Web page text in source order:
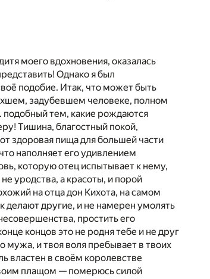
моего вдохновения, оказалась
Однако я был
подобие. Итак, что может быть
задубевшем человеке, полном
тем, какие рождаются
Тишина, благостный покой,
здоровая пища для большей части
наполняет его удивлением
которую отец испытывает к нему,
уродства, а красоты, и порой
на отца дон Кихота, на самом
другие, и не намерен умолять
простить его
концов это не родня тебе и не друг
мужа, и твоя воля пребывает в твоих
властен в своём королевстве
плащом — померюсь силой